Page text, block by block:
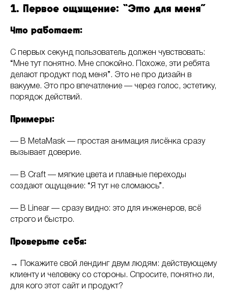
1. Первое ощущение: “Это для меня”
Что работает:
С первых секунд пользователь должен чувствовать:
“Мне тут понятно. Мне спокойно. Похоже, эти ребята
делают продукт под меня”. Это не про дизайн в
вакууме. Это про впечатление — через голос, эстетику,
порядок действий.
Примеры:
— В MetaMask — простая анимация лисёнка сразу
вызывает доверие.
— В Craft — мягкие цвета и плавные переходы
создают ощущение: “Я тут не сломаюсь”.
— В Linear — сразу видно: это для инженеров, всё
строго и быстро.
Проверьте себя:
→ Покажите свой лендинг двум людям: действующему
клиенту и человеку со стороны. Спросите, понятно ли,
для кого этот сайт и продукт?